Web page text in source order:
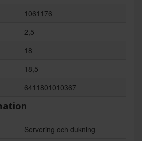
1061176
2,5
18
18,5
6411801010367
Servering och dukning